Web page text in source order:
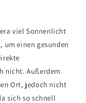
viel Sonnenlicht
um einen gesunden
nicht. Außerdem
Ort, jedoch nicht
sich so schnell